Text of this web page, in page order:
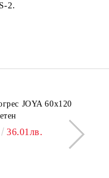
2.
JOYA 60x120
36.01лв.